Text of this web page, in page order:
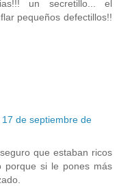
un secretillo... el
pequeños defectillos!!
17 de septiembre de
que estaban ricos
porque si le pones más